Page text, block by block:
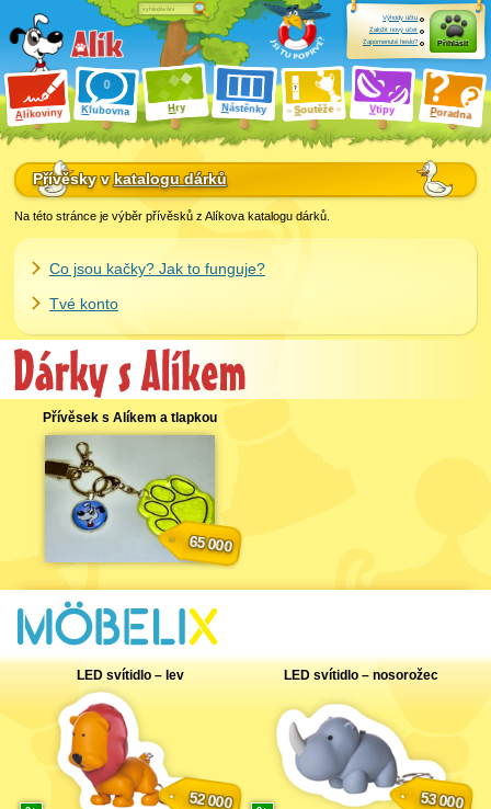
Alíkoviny Klubovna Hry Nástěnky Soutěže Vtipy Poradna
Výhody účtu
Založit nový účet
Zapomenuté heslo?
Přihlásit
Přívěsky vkatalogu dárků
Na této stránce je výběr přívěsků z Alíkova katalogu dárků.
Co jsou kačky? Jak to funguje?
Tvé konto
Přívěsek s Alíkem a tlapkou
65 000
LED svítidlo – lev
52 000
LED svítidlo – nosorožec
53 000